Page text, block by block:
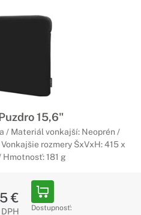
15,6"
/ Materiál vonkajší: Neoprén /
rozmery ŠxVxH: 415 x
Hmotnosť: 181 g
€
Dostupnosť: